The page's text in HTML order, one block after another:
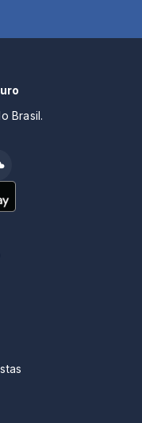
Brasil.